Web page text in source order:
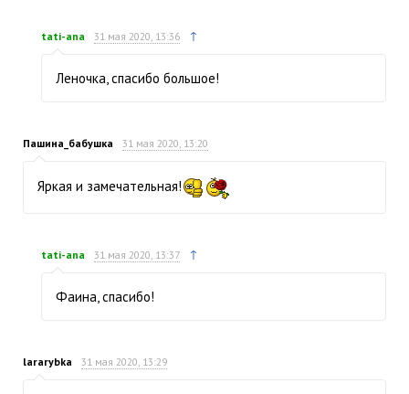
tati-ana 31 мая 2020, 13:36 ↑
Леночка, спасибо большое!
Пашина_бабушка 31 мая 2020, 13:20
Яркая и замечательная!
tati-ana 31 мая 2020, 13:37 ↑
Фаина, спасибо!
lararybka 31 мая 2020, 13:29